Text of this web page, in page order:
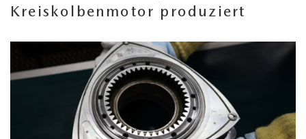
Kreiskolbenmotor produziert